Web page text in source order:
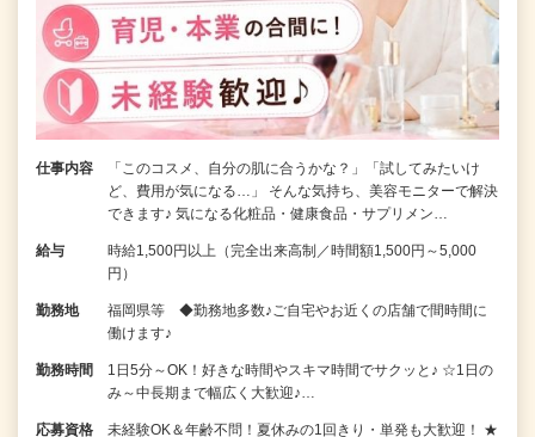
仕事内容
「このコスメ、自分の肌に合うかな？」「試してみたいけ
ど、費用が気になる…」 そんな気持ち、美容モニターで解決
できます♪ 気になる化粧品・健康食品・サプリメン…
給与
時給1,500円以上（完全出来高制／時間額1,500円～5,000
円）
勤務地
福岡県等 ◆勤務地多数♪ご自宅やお近くの店舗で間時間に
働けます♪
勤務時間
1日5分～OK！好きな時間やスキマ時間でサクッと♪ ☆1日の
み～中長期まで幅広く大歓迎♪…
応募資格
未経験OK＆年齢不問！夏休みの1回きり・単発も大歓迎！ ★